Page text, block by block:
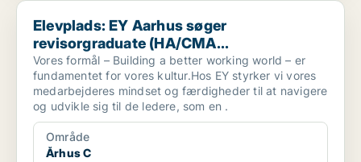
Elevplads: EY Aarhus søger revisorgraduate (HA/CMA...
Elevplads: EY Aarhus søger
revisorgraduate (HA/CMA...
Vores formål – Building a better working world – er
fundamentet for vores kultur.Hos EY styrker vi vores
medarbejderes mindset og færdigheder til at navigere
og udvikle sig til de ledere, som en .
Område
Århus C